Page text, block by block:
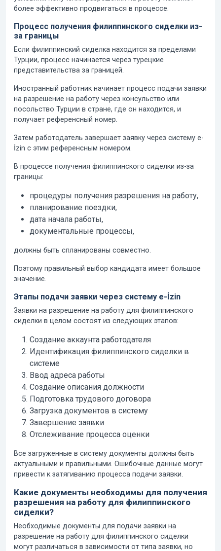
более эффективно продвигаться в процессе.
Процесс получения филиппинского сиделки из-
за границы
Если филиппинский сиделка находится за пределами
Турции, процесс начинается через турецкие
представительства за границей.
Иностранный работник начинает процесс подачи заявки
на разрешение на работу через консульство или
посольство Турции в стране, где он находится, и
получает референсный номер.
Затем работодатель завершает заявку через систему e-
İzin с этим референсным номером.
В процессе получения филиппинского сиделки из-за
границы:
процедуры получения разрешения на работу,
планирование поездки,
дата начала работы,
документальные процессы,
должны быть спланированы совместно.
Поэтому правильный выбор кандидата имеет большое
значение.
Этапы подачи заявки через систему e-İzin
Заявки на разрешение на работу для филиппинского
сиделки в целом состоят из следующих этапов:
Создание аккаунта работодателя
Идентификация филиппинского сиделки в
системе
Ввод адреса работы
Создание описания должности
Подготовка трудового договора
Загрузка документов в систему
Завершение заявки
Отслеживание процесса оценки
Все загруженные в систему документы должны быть
актуальными и правильными. Ошибочные данные могут
привести к затягиванию процесса подачи заявки.
Какие документы необходимы для получения
разрешения на работу для филиппинского
сиделки?
Необходимые документы для подачи заявки на
разрешение на работу для филиппинского сиделки
могут различаться в зависимости от типа заявки, но